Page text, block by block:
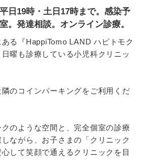
日19時・土日17時まで。感染予
。発達相談。オンライン診療。
る『HappiTomo LAND ハピトモク
曜も診療している小児科クリニッ
のコインパーキングをご利用くだ
のような空間と、完全個室の診療
ながら、お子さまの「クリニック
して笑顔で通えるクリニックを目